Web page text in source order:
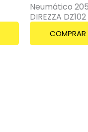
Neumático
DIREZZA
COMPRAR